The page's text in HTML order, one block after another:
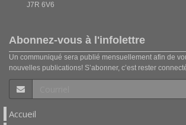
J7R 6V6
Abonnez-vous à l'infolettre
Un communiqué sera publié mensuellement afin de
nouvelles publications! S’abonner, c’est rester
Accueil